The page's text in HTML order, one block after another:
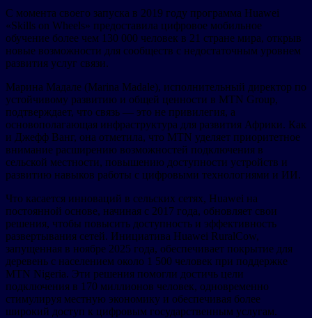
С момента своего запуска в 2019 году программа Huawei
«Skills on Wheels» предоставила цифровое мобильное
обучение более чем 130 000 человек в 21 стране мира, открыв
новые возможности для сообществ с недостаточным уровнем
развития услуг связи.
Марина Мадале (Marina Madale), исполнительный директор по
устойчивому развитию и общей ценности в MTN Group,
подтверждает, что связь — это не привилегия, а
основополагающая инфраструктура для развития Африки. Как
и Джефф Ванг, она отметила, что MTN уделяет приоритетное
внимание расширению возможностей подключения в
сельской местности, повышению доступности устройств и
развитию навыков работы с цифровыми технологиями и ИИ.
Что касается инноваций в сельских сетях, Huawei на
постоянной основе, начиная с 2017 года, обновляет свои
решения, чтобы повысить доступность и эффективность
развертывания сетей. Инициатива Huawei RuralCow,
запущенная в ноябре 2025 года, обеспечивает покрытие для
деревень с населением около 1 500 человек при поддержке
MTN Nigeria. Эти решения помогли достичь цели
подключения в 170 миллионов человек, одновременно
стимулируя местную экономику и обеспечивая более
широкий доступ к цифровым государственным услугам.